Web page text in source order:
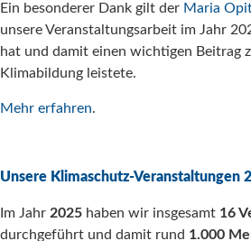
Ein besonderer Dank gilt der Maria
unsere Veranstaltungsarbeit im Jahr
hat und damit einen wichtigen Beitrag
Klimabildung leistete.
Mehr erfahren.
Unsere Klimaschutz-Veranstaltungen
Im Jahr 2025 haben wir insgesamt 16
durchgeführt und damit rund 1.000